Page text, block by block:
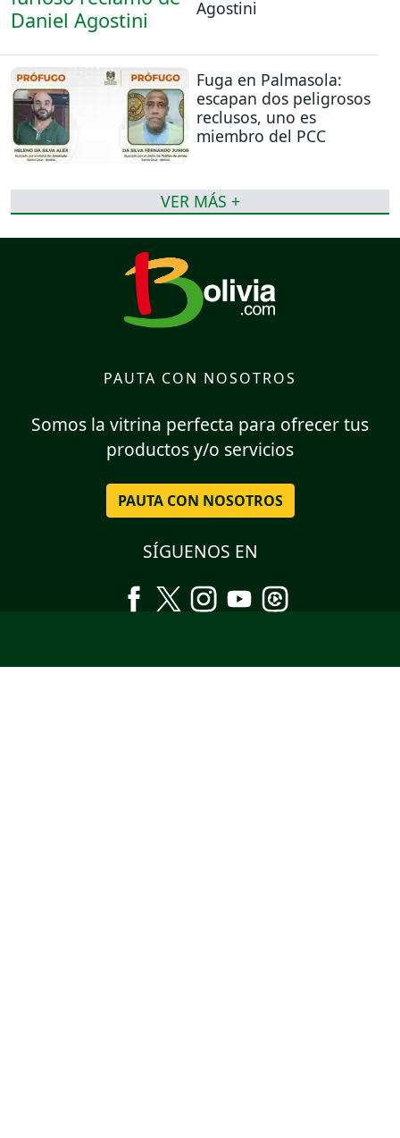
Agostini
Fuga en Palmasola:
escapan dos peligrosos
reclusos, uno es
miembro del PCC
VER MÁS +
PAUTA CON NOSOTROS
Somos la vitrina perfecta para ofrecer tus
productos y/o servicios
PAUTA CON NOSOTROS
SÍGUENOS EN